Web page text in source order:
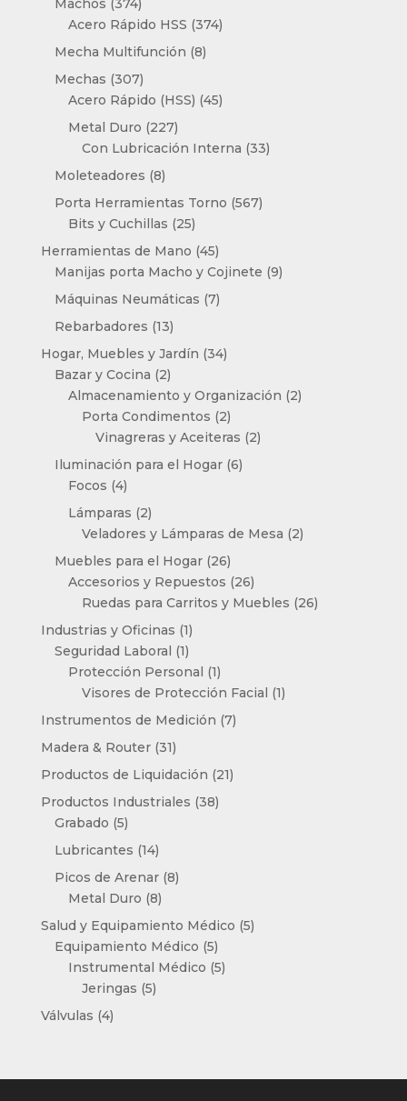
Machos 374
productos
Acero Rápido HSS 374374
Mecha Multifunción 88
Mechas 307307
productos
Acero Rápido (HSS) 4545
Metal Duro 227227
productos
Con Lubricación Interna 3333
Moleteadores 88
productos
Porta Herramientas Torno 567567
Bits y Cuchillas 2525
productos
Herramientas de Mano 4545
productos
Manijas porta Macho y Cojinete 99
Máquinas Neumáticas 77
Rebarbadores 1313
productos
Hogar, Muebles y Jardín 3434
Bazar y Cocina 22
productos
Almacenamiento y Organización 22
Porta Condimentos 22
productos
Vinagreras y Aceiteras 22
Iluminación para el Hogar 66
Focos 44
productos
Lámparas 22
productos
Veladores y Lámparas de Mesa 22
Muebles para el Hogar 2626
productos
Accesorios y Repuestos 2626
productos
Ruedas para Carritos y Muebles 2626
Industrias y Oficinas 11
producto
Seguridad Laboral 11
producto
Protección Personal 11
producto
Visores de Protección Facial 11
Instrumentos de Medición 77
Madera & Router 3131
productos
Productos de Liquidación 2121
Productos Industriales 3838
Grabado 55
productos
Lubricantes 1414
productos
Picos de Arenar 88
Metal Duro 88
productos
Salud y Equipamiento Médico 55
Equipamiento Médico 55
productos
Instrumental Médico 55
Jeringas 55
Válvulas 44